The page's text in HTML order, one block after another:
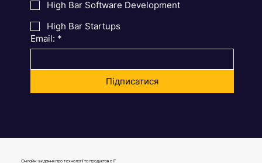
High Bar Software Development
High Bar Startups
Email: *
Підписатися
Онлайн-видання про технології та продуктове IT